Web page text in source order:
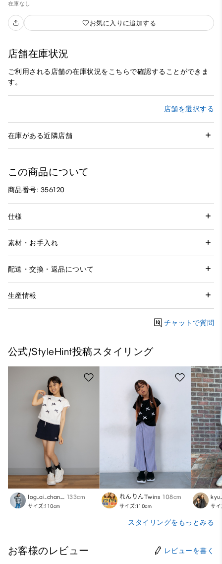
在庫なし
お気に入りに追加する
店舗在庫状況
ご利用される店舗の在庫状況をこちらで確認することができま
す。
店舗を選択する
在庫がある近隣店舗
この商品について
商品番号: 356120
仕様
素材・お手入れ
配送・交換・返品について
生産情報
チャットで質問
公式/StyleHint投稿スタイリング
log_ai_chan__ 133cm
サイズ:110cm
れんりんTwins 108cm
サイズ:110cm サ
スタイリングをもっとみる
お客様のレビュー レビューを書く